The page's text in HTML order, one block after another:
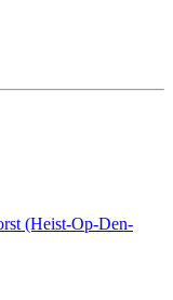
(Heist-Op-Den-